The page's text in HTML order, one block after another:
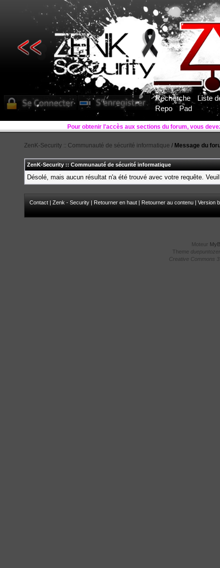
Recherche
Liste
Repo
Pad
Pour obtenir l'accès aux sections du forum, vous
ZenK-Security :: Communauté de sécurité informatique / Message du
ZenK-Security :: Communauté de sécurité informatique
Désolé, mais aucun résultat n'a été trouvé avec votre requête.
Contact | Zenk - Security | Retourner en haut | Retourner au contenu | Version
Moteur
Theme
Creative Commons